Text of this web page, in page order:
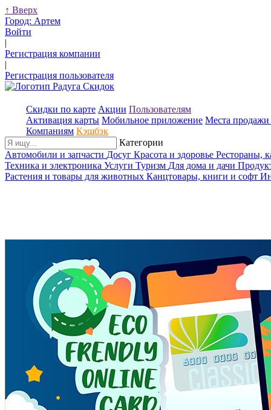
↑ Вверх
Город: Артем
Войти
|
Регистрация компании
|
Регистрация пользователя
Скидки по карте Акции Пользователям
Активация карты Мобильное приложение Места продажи
Компаниям Кэшбэк
Категории
Автомобили и запчасти Досуг Красота и здоровье Рестораны,
Техника и электроника Услуги Туризм Для дома и дачи
Растения и товары для животных Канцтовары, книги и софт